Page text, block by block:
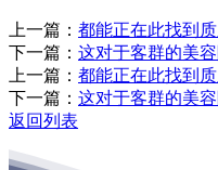
上一篇： 都能正在此找到
下一篇： 这对于客群的美
上一篇： 都能正在此找到
下一篇： 这对于客群的美
返回列表